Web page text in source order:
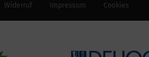
Widerruf Impressum Cookies